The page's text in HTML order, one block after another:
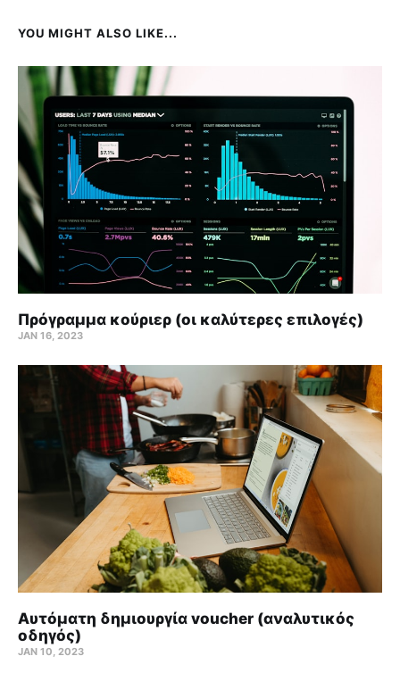
YOU MIGHT ALSO LIKE...
Πρόγραμμα κούριερ (οι καλύτερες επιλογές)
JAN 16, 2023
Αυτόματη δημιουργία voucher (αναλυτικός
οδηγός)
JAN 10, 2023